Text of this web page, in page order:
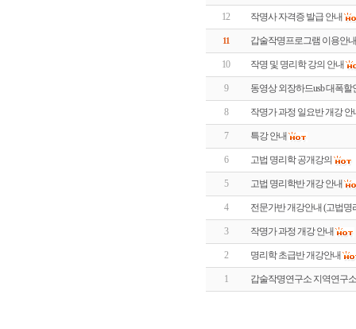
12 작명사 자격증 발급 안내
11 갑술작명프로그램 이용안내
10 작명 및 명리학 강의 안내
9 동영상 외장하드usb 대폭할
8 작명가 과정 일요반 개강 안
7 특강 안내
6 고법 명리학 공개강의
5 고법 명리학반 개강 안내
4 전문가반 개강안내 (고법명
3 작명가 과정 개강 안내
2 명리학 초급반 개강안내
1 갑술작명연구소 지역연구